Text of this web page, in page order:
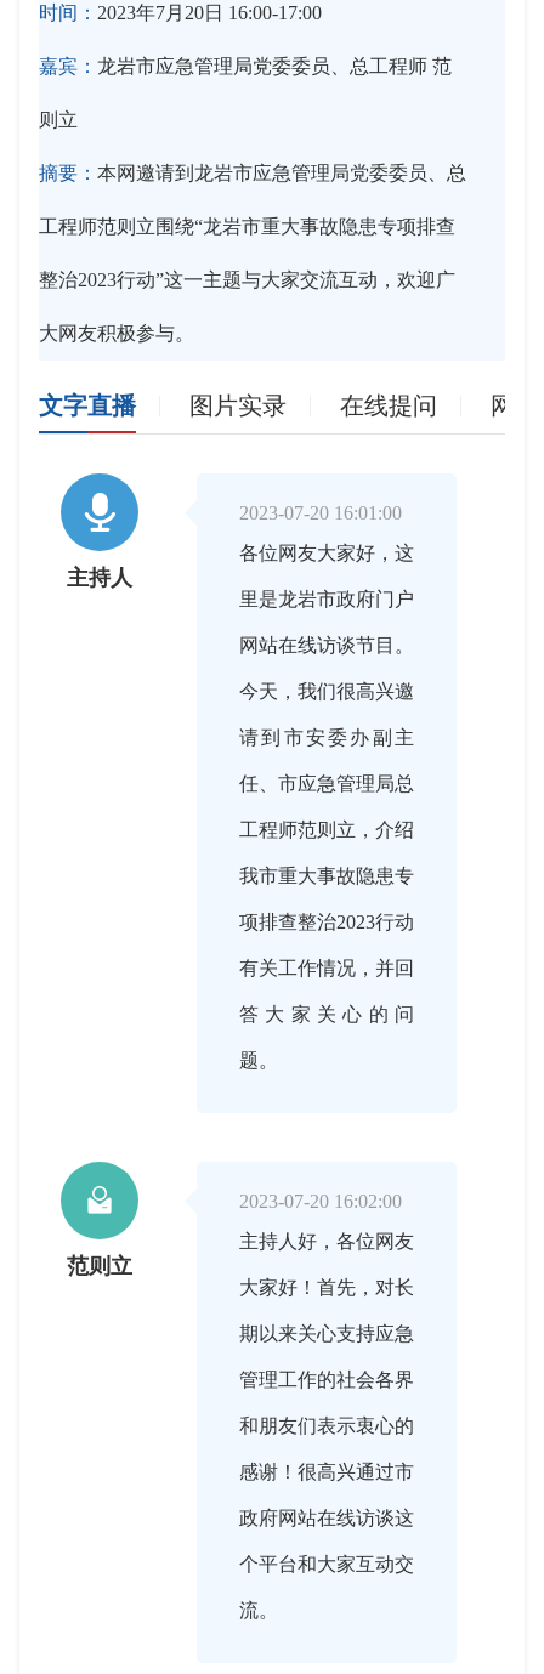
时间： 2023年7月20日 16:00-17:00
嘉宾： 龙岩市应急管理局党委委员、总工程师 范
则立
摘要： 本网邀请到龙岩市应急管理局党委委员、总
工程师范则立围绕“龙岩市重大事故隐患专项排查
整治2023行动”这一主题与大家交流互动，欢迎广
大网友积极参与。
文字直播 图片实录 在线提问 网

主持人
2023-07-20 16:01:00
各位网友大家好，这
里是龙岩市政府门户
网站在线访谈节目。
今天，我们很高兴邀
请到市安委办副主
任、市应急管理局总
工程师范则立，介绍
我市重大事故隐患专
项排查整治2023行动
有关工作情况，并回
答大家关心的问
题。

范则立
2023-07-20 16:02:00
主持人好，各位网友
大家好！首先，对长
期以来关心支持应急
管理工作的社会各界
和朋友们表示衷心的
感谢！很高兴通过市
政府网站在线访谈这
个平台和大家互动交
流。